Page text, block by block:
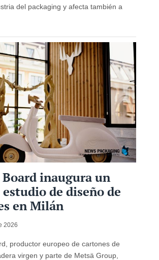
del packaging y afecta también a
inaugura un
de diseño de
en Milán
2026
productor europeo de cartones de
virgen y parte de Metsä Group,